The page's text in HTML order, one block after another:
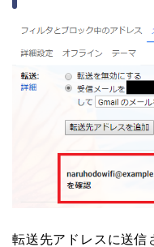
転送先アドレスに送信